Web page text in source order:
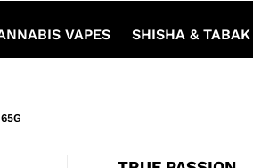
VAPES SHISHA & TABAK